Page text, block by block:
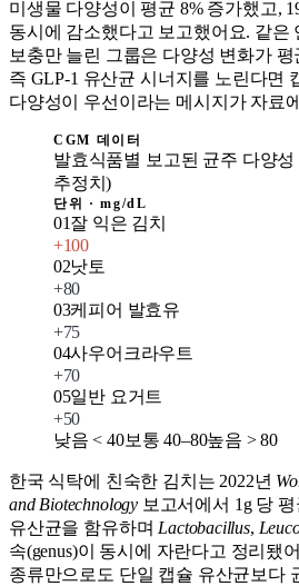
미생물 다양성이 평균 8% 증가했고,
동시에 감소했다고 보고했어요. 같은
보충만 늘린 그룹은 다양성 변화가
즉 GLP-1 유산균 시너지를 노린다면
다양성이 우선이라는 메시지가 자료
CGM 데이터
발효식품별 보고된 균주 다양성
추정치)
단위 ·mg/dL
01잘 익은 김치
+100
02낫토
+80
03케피어 발효유
+75
04사우어크라우트
+70
05일반 요거트
+50
낮음 < 40보통 40–80높음 > 80
한국 식탁에 친숙한 김치는 2022년
and Biotechnology 보고서에서 1g 당 평
유산균을 함유하며 Lactobacillus,
속(genus)이 동시에 자란다고 정리됐
종류만으로도 단일 캡슐 유산균보다